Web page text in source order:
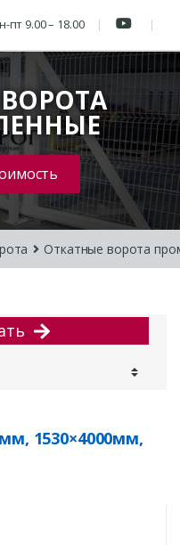
пт 9.00 – 18.00
Откатные ворота
1530×4000мм,